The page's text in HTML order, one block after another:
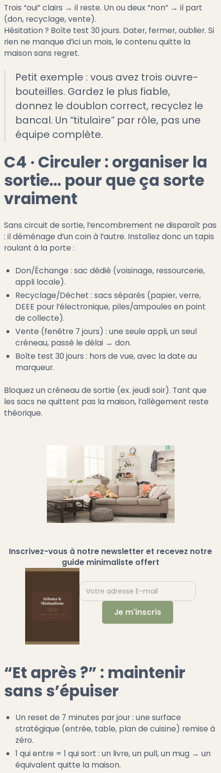
Trois “oui” clairs → il reste. Un ou deux “non” → il part
(don, recyclage, vente).
Hésitation ? Boîte test 30 jours. Dater, fermer, oublier. Si
rien ne manque d’ici un mois, le contenu quitte la
maison sans regret.
Petit exemple : vous avez trois ouvre-
bouteilles. Gardez le plus fiable,
donnez le doublon correct, recyclez le
bancal. Un “titulaire” par rôle, pas une
équipe complète.
C4 · Circuler : organiser la
sortie… pour que ça sorte
vraiment
Sans circuit de sortie, l’encombrement ne disparaît pas
: il déménage d’un coin à l’autre. Installez donc un tapis
roulant à la porte :
Don/Échange : sac dédié (voisinage, ressourcerie,
appli locale).
Recyclage/Déchet : sacs séparés (papier, verre,
DEEE pour l’électronique, piles/ampoules en point
de collecte).
Vente (fenêtre 7 jours) : une seule appli, un seul
créneau, passé le délai → don.
Boîte test 30 jours : hors de vue, avec la date au
marqueur.
Bloquez un créneau de sortie (ex. jeudi soir). Tant que
les sacs ne quittent pas la maison, l’allègement reste
théorique.
Inscrivez-vous à notre newsletter et recevez notre
guide minimaliste offert
“Et après ?” : maintenir
sans s’épuiser
Un reset de 7 minutes par jour : une surface
stratégique (entrée, table, plan de cuisine) remise à
zéro.
1 qui entre = 1 qui sort : un livre, un pull, un mug → un
équivalent quitte la maison.